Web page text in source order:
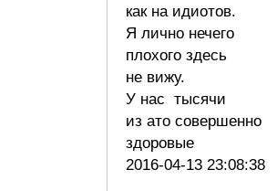
как на идиотов.
Я лично нечего
плохого здесь
не вижу.
У нас тысячи
из ато совершенно
здоровые
2016-04-13 23:08:38